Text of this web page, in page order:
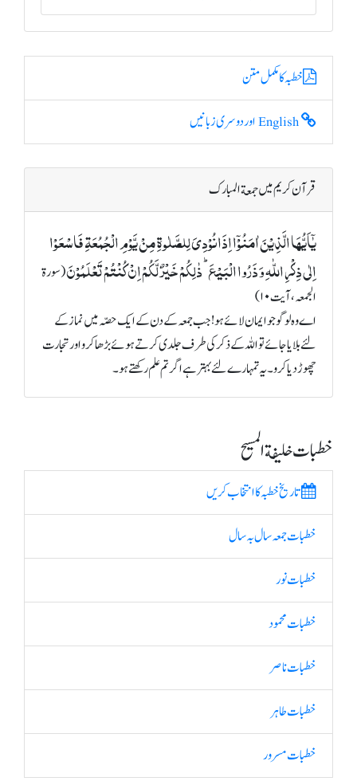
خطبہ کا مکمل متن
قرآن کریم میں جمعة المبارک
یٰۤاَیُّہَا الَّذِیۡنَ اٰمَنُوۡۤا اِذَا نُوۡدِیَ لِلصَّلٰوۃِ مِنۡ یَّوۡمِ الۡجُمُعَۃِ فَاسۡعَوۡا
اِلٰی ذِکۡرِ اللّٰہِ وَ ذَرُوا الۡبَیۡعَ ؕ ذٰلِکُمۡ خَیۡرٌ لَّکُمۡ اِنۡ کُنۡتُمۡ تَعۡلَمُوۡنَ(سورة
الجمعہ، آیت ۱۰)
اے وہ لوگو جو ایمان لائے ہو! جب جمعہ کے دن کے ایک حصّہ میں نماز کے
لئے بلایا جائے تو اللہ کے ذکر کی طرف جلدی کرتے ہوئے بڑھا کرو اور تجارت
چھوڑ دیا کرو۔ یہ تمہارے لئے بہتر ہے اگر تم علم رکھتے ہو۔
خطبات خلیفة المسیح
تاریخ خطبہ کا انتخاب کریں
خطبات جمعہ سال بہ سال
خطبات نور
خطبات محمود
خطبات ناصر
خطبات طاہر
خطبات مسرور